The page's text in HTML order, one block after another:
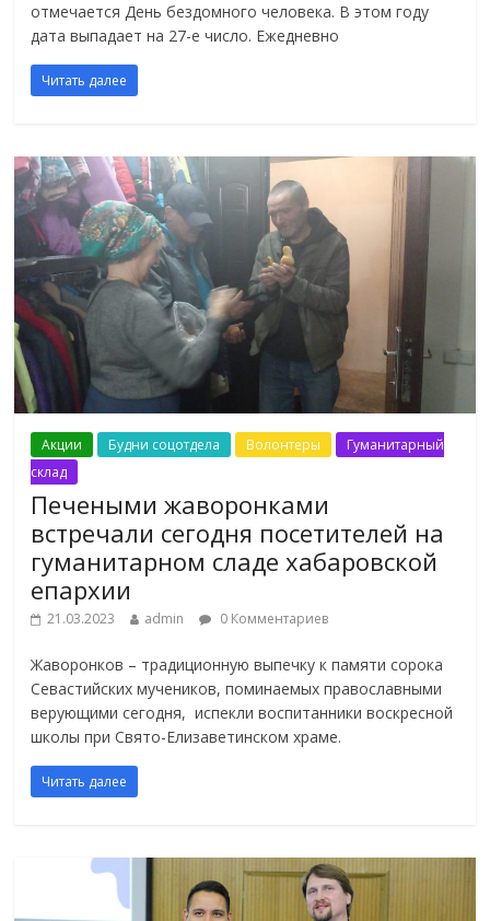
отмечается День бездомного человека. В этом году
дата выпадает на 27-е число. Ежедневно
Читать далее
Акции Будни соцотдела Волонтеры
Гуманитарный
склад
Печеными жаворонками
встречали сегодня посетителей на
гуманитарном сладе хабаровской
епархии
21.03.2023 admin 0 Комментариев
Жаворонков – традиционную выпечку к памяти сорока
Севастийских мучеников, поминаемых православными
верующими сегодня, испекли воспитанники воскресной
школы при Свято-Елизаветинском храме.
Читать далее